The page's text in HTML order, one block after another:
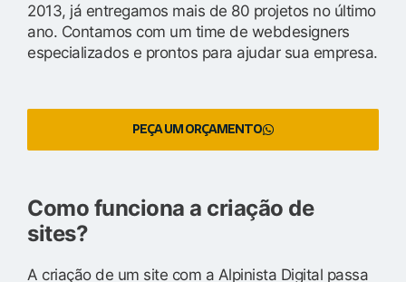
2013, já entregamos mais de 80 projetos no último
ano. Contamos com um time de webdesigners
especializados e prontos para ajudar sua empresa.
PEÇA UM ORÇAMENTO
Como funciona a criação de
sites?
A criação de um site com a Alpinista Digital passa